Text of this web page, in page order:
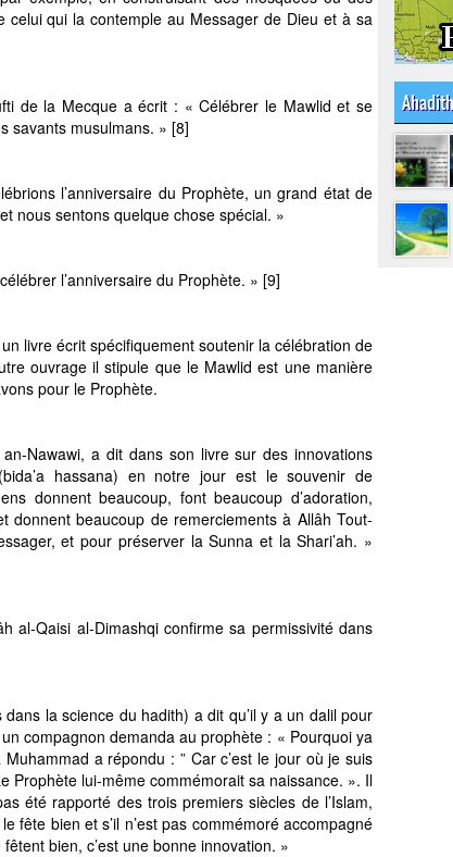
qui la contemple au Messager de Dieu et à sa
de la Mecque a écrit : « Célébrer le Mawlid et se
savants musulmans. » [8]
l’anniversaire du Prophète, un grand état de
nous sentons quelque chose spécial. »
l’anniversaire du Prophète. » [9]
livre écrit spécifiquement soutenir la célébration de
ouvrage il stipule que le Mawlid est une manière
pour le Prophète.
Nawawi, a dit dans son livre sur des innovations
hassana) en notre jour est le souvenir de
donnent beaucoup, font beaucoup d’adoration,
donnent beaucoup de remerciements à Allâh Tout-
et pour préserver la Sunna et la Shari’ah. »
al-Qaisi al-Dimashqi confirme sa permissivité dans
dans la science du hadith) a dit qu’il y a un dalil pour
compagnon demanda au prophète : « Pourquoi ya
a répondu : ” Car c’est le jour où je suis
Prophète lui-même commémorait sa naissance. ». Il
été rapporté des trois premiers siècles de l’Islam,
fête bien et s’il n’est pas commémoré accompagné
bien, c’est une bonne innovation. »
Ahadith